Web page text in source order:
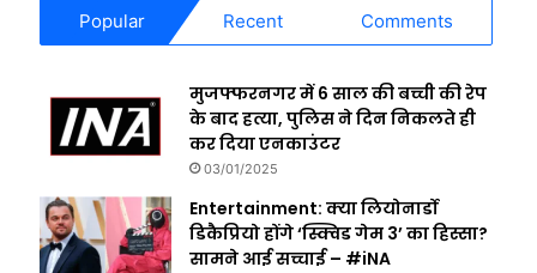
Popular Recent Comments
मुजफ्फरनगर में 6 साल की बच्ची की रेप
के बाद हत्या, पुलिस ने दिन निकलते ही
कर दिया एनकाउंटर
03/01/2025
Entertainment: क्या लियोनार्डो
डिकैप्रियो होंगे ‘स्क्विड गेम 3’ का हिस्सा?
सामने आई सच्चाई – #iNA